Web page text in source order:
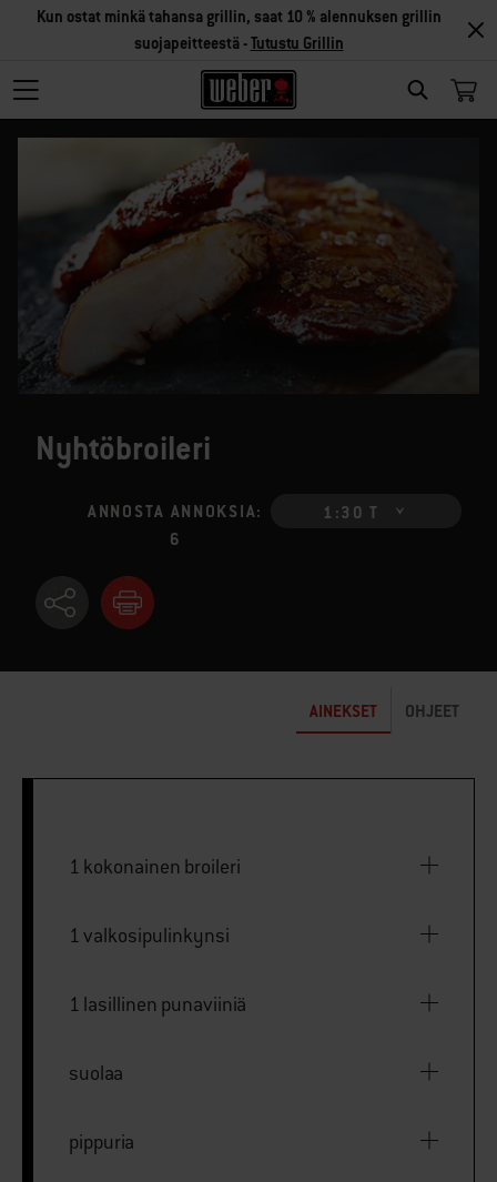
SEARCH
Kun ostat minkä tahansa grillin, saat 10 % alennuksen grillin
suojapeitteestä -Tutustu Grillin
Nyhtöbroileri
ANNOSTA ANNOKSIA:
6
1:30 T
AINEKSET OHJEET
1 kokonainen broileri
1 valkosipulinkynsi
1 lasillinen punaviiniä
suolaa
pippuria